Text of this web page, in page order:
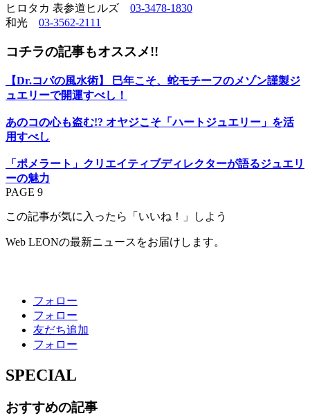
ヒロタカ 表参道ヒルズ 03-3478-1830
和光 03-3562-2111
コチラの記事もオススメ!!
【Dr.コパの風水術】 巳年こそ、蛇モチーフのメゾン謹製ジ
ュエリーで開運すべし！
あのコの心も盗む!? オヤジこそ「ハートジュエリー」を活
用すべし
「ポメラート」クリエイティブディレクターが語るジュエリ
ーの魅力
PAGE 9
この記事が気に入ったら「いいね！」しよう
Web LEONの最新ニュースをお届けします。
フォロー
フォロー
友だち追加
フォロー
SPECIAL
おすすめの記事